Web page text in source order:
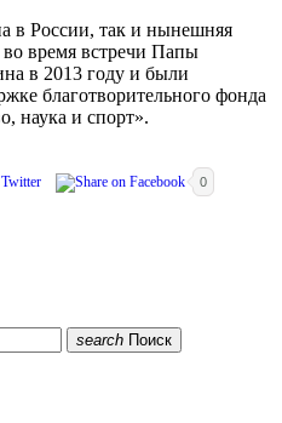
в России, так и нынешняя
время встречи Папы
в 2013 году и были
благотворительного фонда
наука и спорт».
0
search Поиск